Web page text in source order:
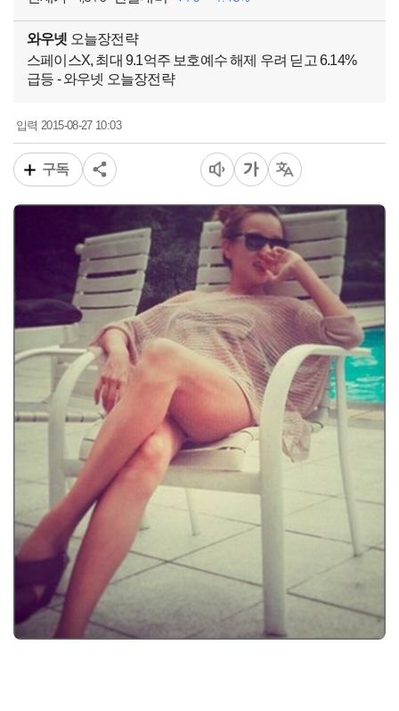
와우넷 오늘장전략
스페이스X, 최대 9.1억주 보호예수 해제 우려 딛고 6.14%
급등 - 와우넷 오늘장전략
입력2015-08-27 10:03
구독